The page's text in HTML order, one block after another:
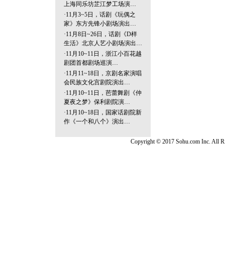
上海同乐坊芷江梦工场演…
·11月3~5日，话剧《玩偶之
家》东方先锋小剧场演出…
·11月8日~26日，话剧《D样
生活》北京人艺小剧场演出…
·11月10~11日，浙江小百花越
剧团首都剧场巡演…
·11月11~18日，京剧名家演唱
会民族文化宫剧院演出…
·11月10~11日，芭蕾舞剧《仲
夏夜之梦》保利剧院演…
·11月10~18日，国家话剧院新
作《一个和八个》演出…
Copyright © 2017 Sohu.com Inc. All